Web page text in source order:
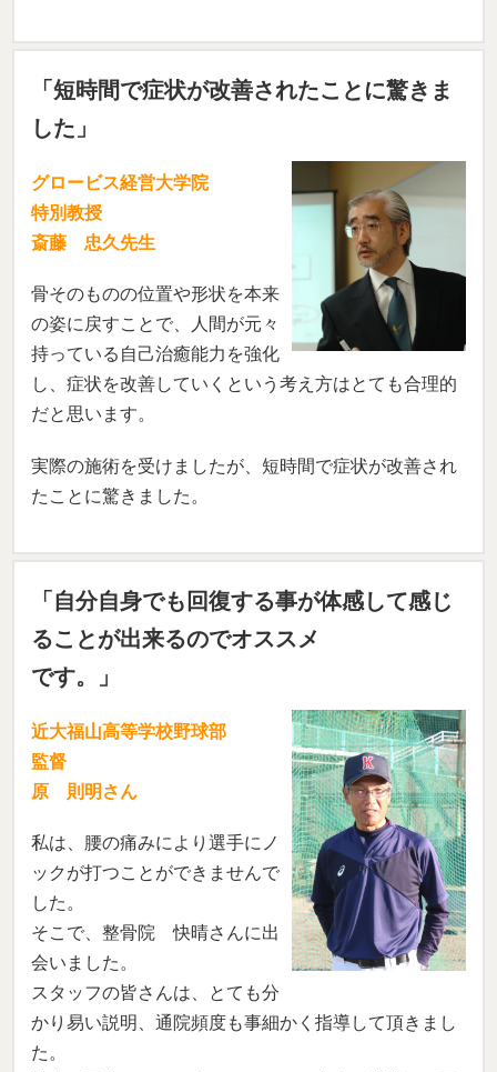
「短時間で症状が改善されたことに驚きま
した」
グロービス経営大学院
特別教授
斎藤 忠久先生
骨そのものの位置や形状を本来
の姿に戻すことで、人間が元々
持っている自己治癒能力を強化
し、症状を改善していくという考え方はとても合理的
だと思います。
実際の施術を受けましたが、短時間で症状が改善され
たことに驚きました。
「自分自身でも回復する事が体感して感じ
ることが出来るのでオススメ
です。」
近大福山高等学校野球部
監督
原 則明さん
私は、腰の痛みにより選手にノ
ックが打つことができませんで
した。
そこで、整骨院 快晴さんに出
会いました。
スタッフの皆さんは、とても分
かり易い説明、通院頻度も事細かく指導して頂きまし
た。